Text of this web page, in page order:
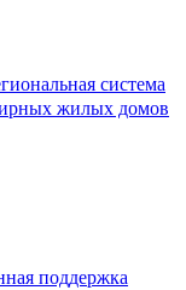
система
жилых домов
поддержка